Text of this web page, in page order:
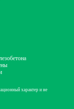
характер и не